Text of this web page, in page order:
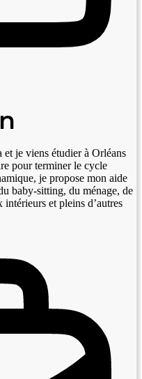
je viens étudier à Orléans
pour terminer le cycle
je propose mon aide
baby-sitting, du ménage, de
intérieurs et pleins d’autres